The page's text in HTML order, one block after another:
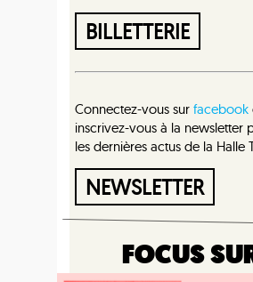
BILLETTERIE
Connectez-vous sur facebook
inscrivez-vous à la newsletter
les dernières actus de la Halle
NEWSLETTER
FOCUS